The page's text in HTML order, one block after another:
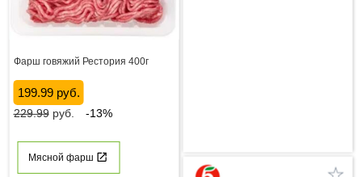
Фарш говяжий Рестория 400г
199.99 руб.
229.99руб. -13%
Мясной фарш